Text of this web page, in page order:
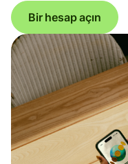
Bir hesap açın